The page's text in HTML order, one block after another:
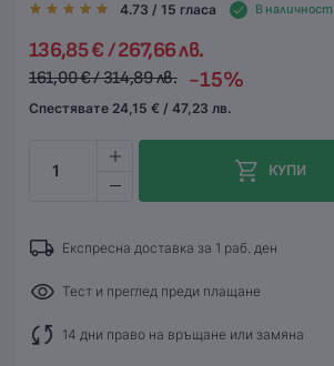
4.73 / 15 гласа В наличност
136,85 € / 267,66 лв.
161,00 € / 314,89 лв. -15%
Спестявате 24,15 € / 47,23 лв.
1 КУПИ
Експресна доставка за 1 раб. ден
Тест и преглед преди плащане
14 дни право на връщане или замяна